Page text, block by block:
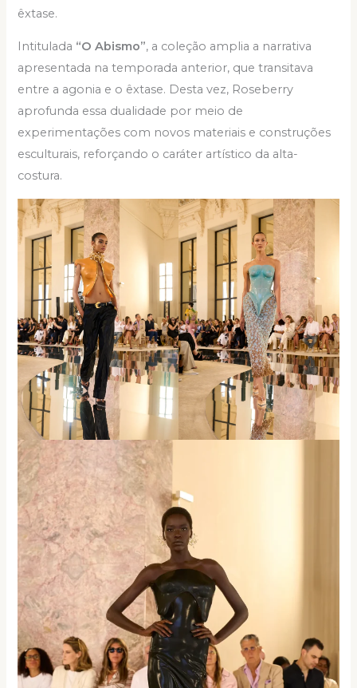
êxtase.
Intitulada “O Abismo”, a coleção amplia a narrativa
apresentada na temporada anterior, que transitava
entre a agonia e o êxtase. Desta vez, Roseberry
aprofunda essa dualidade por meio de
experimentações com novos materiais e construções
esculturais, reforçando o caráter artístico da alta-
costura.